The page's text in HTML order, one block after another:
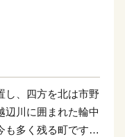
、四方を北は市野
辺川に囲まれた輪中
も多く残る町です。